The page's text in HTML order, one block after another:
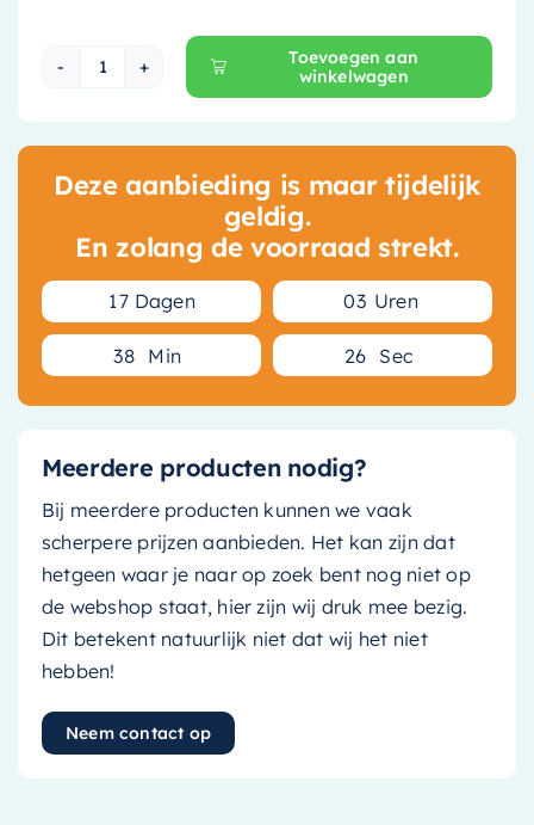
Hotbath Cobber Bidetkraan - Geborsteld
Toevoegen aan
winkelwagen
Deze aanbieding is maar tijdelijk
geldig.
En zolang de voorraad strekt.
17 Dagen 03 Uren
38 Min 26 Sec
Meerdere producten nodig?
Bij meerdere producten kunnen we vaak
scherpere prijzen aanbieden. Het kan zijn dat
hetgeen waar je naar op zoek bent nog niet op
de webshop staat, hier zijn wij druk mee bezig.
Dit betekent natuurlijk niet dat wij het niet
hebben!
Neem contact op